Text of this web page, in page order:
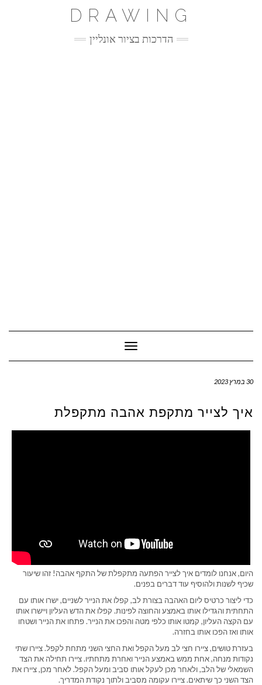
DRAWING
הדרכות בציור אונליין
Toggle Navigation
30 במרץ 2023
איך לצייר מתקפת אהבה מתקפלת
היום, אנחנו לומדים איך לצייר הפתעה מתקפלת של התקף אהבה! זהו שיעור
שכיף לשנות ולהוסיף עוד דברים בפנים.
כדי ליצור כרטיס ליום האהבה בצורת לב, קפלו את הנייר לשניים, ישרו אותו עם
התחתית והגדילו אותו באמצע והחוצה לפינות. קפלו את הדש העליון ויישרו אותו
עם הקצה העליון, קמטו אותו כלפי מטה והפכו את הנייר. פתחו את הנייר ושטחו
אותו ואז הפכו אותו בחזרה.
בעזרת טושים, ציירו חצי לב מעל הקפל ואת החצי השני מתחת לקפל. ציירו שתי
נקודות מנחה, אחת ממש באמצע הנייר ואחרת מתחתיו. ציירו תחילה את הצד
השמאלי של הלב, ולאחר מכן לעקל אותו סביב ומעל הקפל. לאחר מכן, ציירו את
הצד השני כך שיתאים. ציירו עקומה מסביב ולתוך נקודת המדריך.